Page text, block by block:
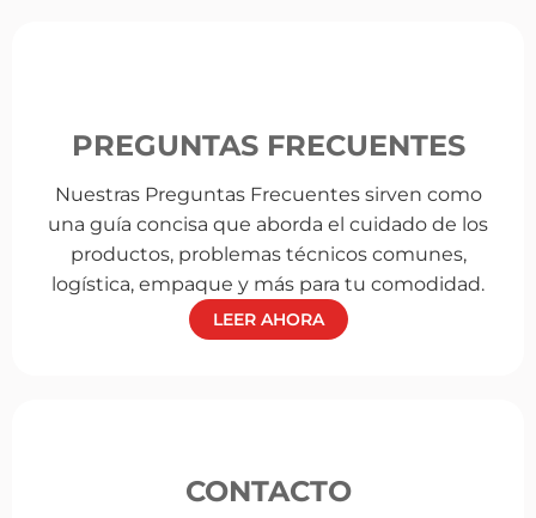
PREGUNTAS FRECUENTES
Nuestras Preguntas Frecuentes sirven como
una guía concisa que aborda el cuidado de los
productos, problemas técnicos comunes,
logística, empaque y más para tu comodidad.
LEER AHORA
CONTACTO